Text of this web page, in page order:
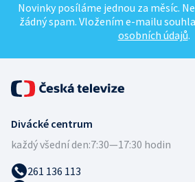
Novinky posíláme jednou za měsíc.
žádný spam. Vložením e-mailu
osobních údajů.